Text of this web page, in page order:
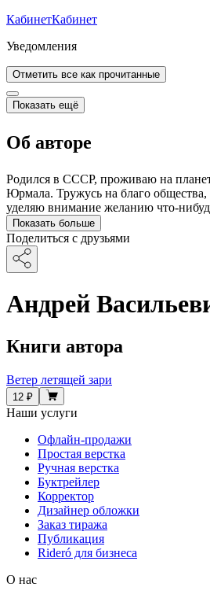
КабинетКабинет
Уведомления
Отметить все как прочитанные
Показать ещё
Об авторе
Родился в СССР, проживаю на
Юрмала. Тружусь на благо общества,
уделяю внимание желанию что-
Показать больше
Поделиться с друзьями
Андрей
Книги автора
Ветер летящей зари
12 ₽
Наши услуги
Офлайн-продажи
Простая верстка
Ручная верстка
Буктрейлер
Корректор
Дизайнер обложки
Заказ тиража
Публикация
Rideró для бизнеса
О нас